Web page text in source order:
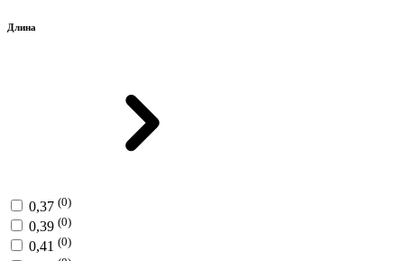
Длина
0,37 (0)
0,39 (0)
0,41 (0)